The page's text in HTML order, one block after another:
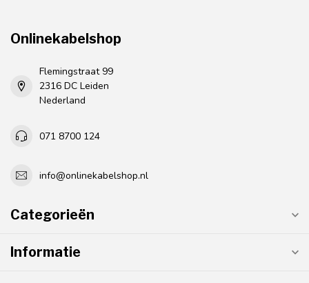
Onlinekabelshop
Flemingstraat 99
2316 DC Leiden
Nederland
071 8700 124
info@onlinekabelshop.nl
Categorieën
Informatie